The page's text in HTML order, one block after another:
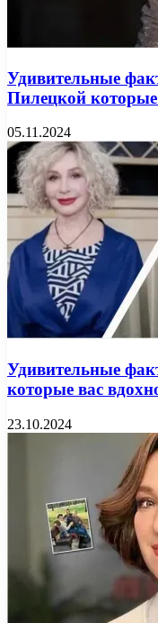
Удивительные
Пилецкой
05.11.2024
Удивительные
которые вас
23.10.2024